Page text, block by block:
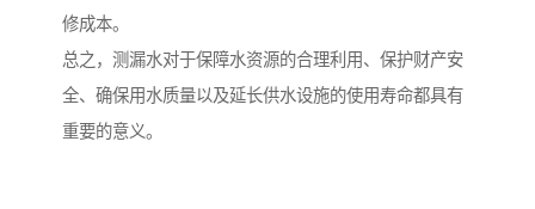
修成本。
总之，测漏水对于保障水资源的合理利用、保护财产安
全、确保用水质量以及延长供水设施的使用寿命都具有
重要的意义。